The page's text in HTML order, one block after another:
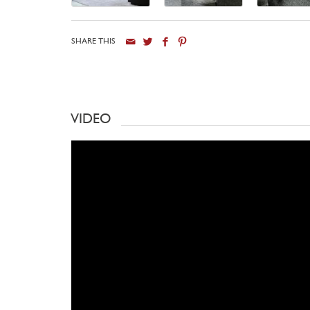
SHARE THIS
VIDEO